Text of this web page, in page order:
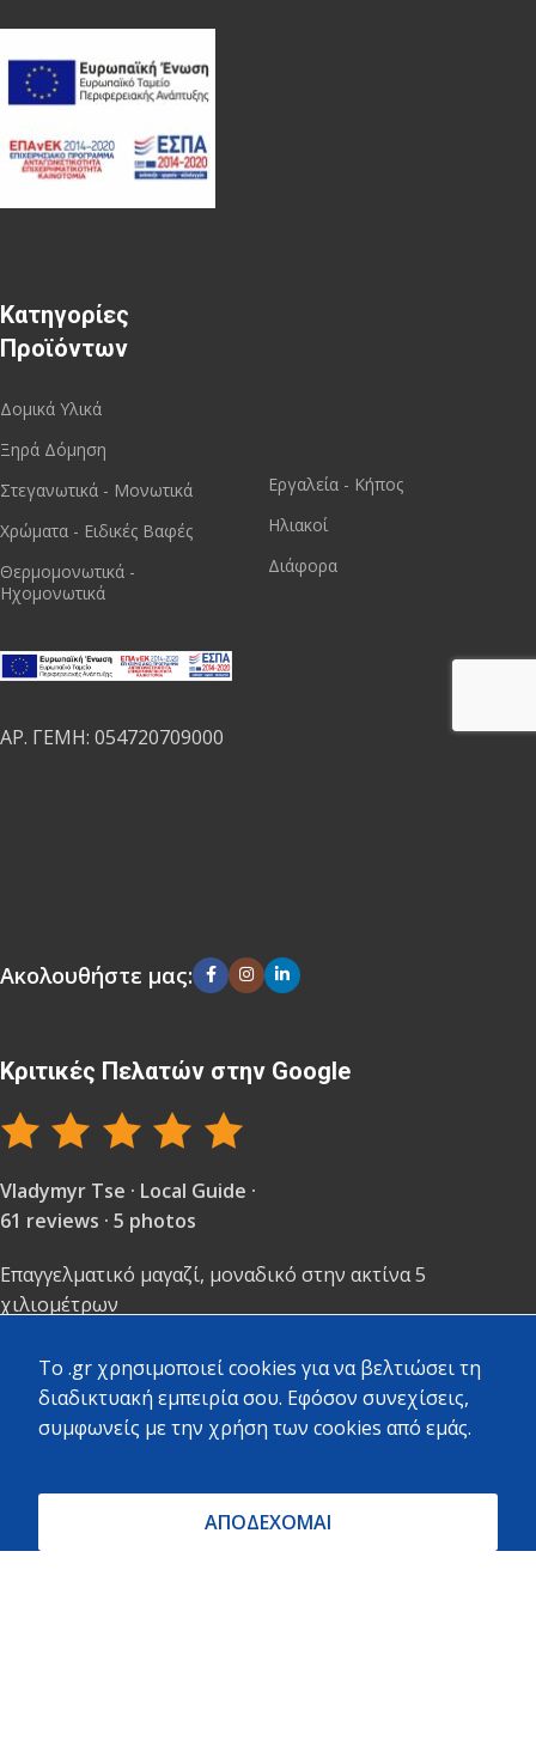
Κατηγορίες
Προϊόντων
Δομικά Υλικά
Ξηρά Δόμηση
Στεγανωτικά - Μονωτικά
Χρώματα - Ειδικές Βαφές
Θερμομονωτικά -
Ηχομονωτικά
ΑΡ. ΓΕΜΗ: 054720709000
Εργαλεία - Κήπος
Ηλιακοί
Διάφορα
Ακολουθήστε μας:
Κριτικές Πελατών στην Google
Vladymyr Tse · Local Guide ·
61 reviews · 5 photos
Επαγγελματικό μαγαζί, μοναδικό στην ακτίνα 5
χιλιομέτρων
Stelina Portesi · Local Guide ·
To .gr χρησιμοποιεί cookies για να βελτιώσει τη
διαδικτυακή εμπειρία σου. Εφόσον συνεχίσεις,
συμφωνείς με την χρήση των cookies από εμάς.
ΑΠΟΔΕΧΟΜΑΙ